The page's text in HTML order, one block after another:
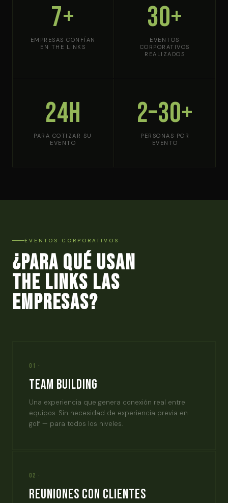
7+
EMPRESAS CONFÍAN
EN THE LINKS
30+
EVENTOS
CORPORATIVOS
REALIZADOS
24h
PARA COTIZAR SU
EVENTO
2–30+
PERSONAS POR
EVENTO
EVENTOS CORPORATIVOS
¿Para qué usan
The Links las
empresas?
01 ·
Team Building
Una experiencia que genera conexión real entre
equipos. Sin necesidad de experiencia previa en
golf — para todos los niveles.
02 ·
Reuniones con Clientes